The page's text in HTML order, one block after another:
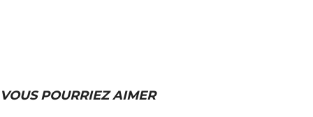
VOUS POURRIEZ AIMER